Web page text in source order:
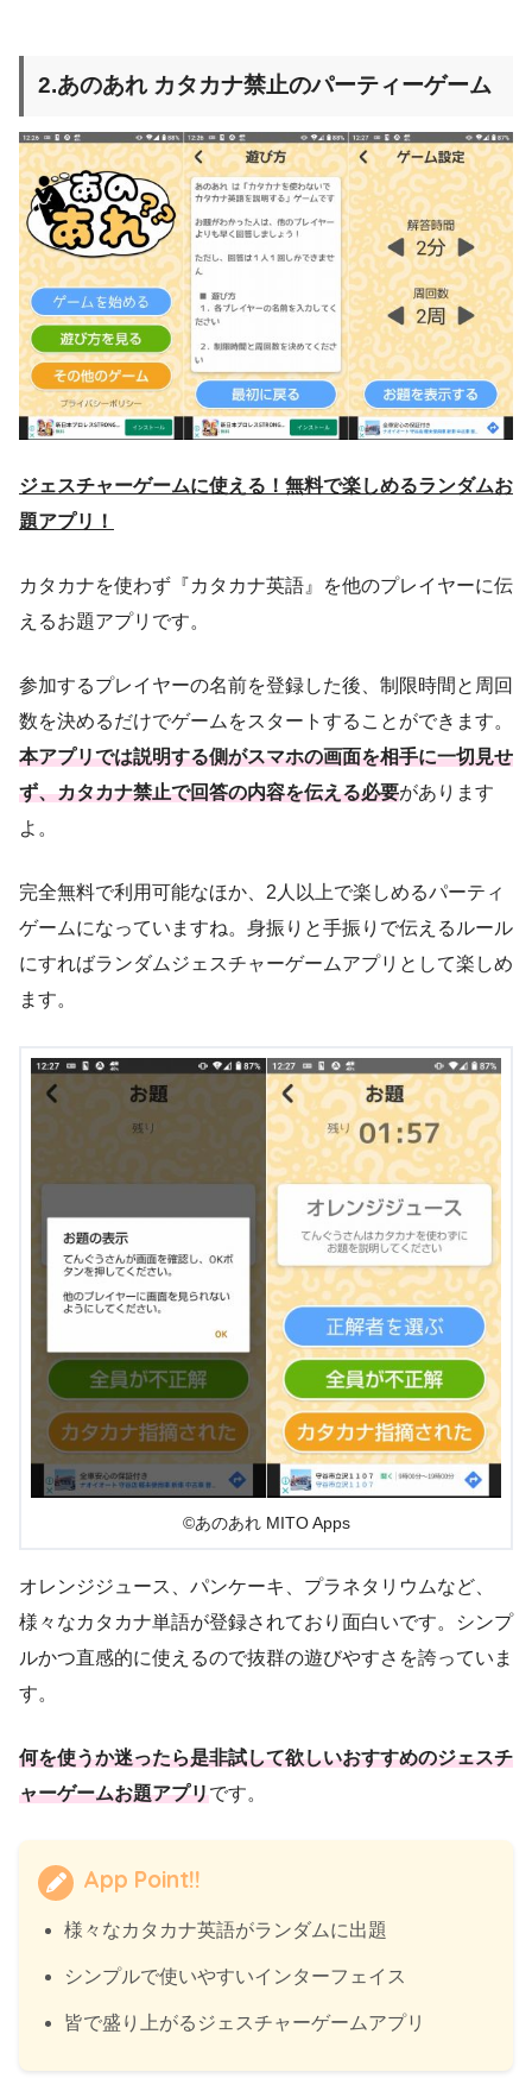
2.あのあれ カタカナ禁止のパーティーゲーム
ジェスチャーゲームに使える！無料で楽しめるランダムお
題アプリ！
カタカナを使わず『カタカナ英語』を他のプレイヤーに伝
えるお題アプリです。
参加するプレイヤーの名前を登録した後、制限時間と周回
数を決めるだけでゲームをスタートすることができます。
本アプリでは説明する側がスマホの画面を相手に一切見せ
ず、カタカナ禁止で回答の内容を伝える必要があります
よ。
完全無料で利用可能なほか、2人以上で楽しめるパーティ
ゲームになっていますね。身振りと手振りで伝えるルール
にすればランダムジェスチャーゲームアプリとして楽しめ
ます。
©あのあれ MITO Apps
オレンジジュース、パンケーキ、プラネタリウムなど、
様々なカタカナ単語が登録されており面白いです。シンプ
ルかつ直感的に使えるので抜群の遊びやすさを誇っていま
す。
何を使うか迷ったら是非試して欲しいおすすめのジェスチ
ャーゲームお題アプリです。
App Point!!
様々なカタカナ英語がランダムに出題
シンプルで使いやすいインターフェイス
皆で盛り上がるジェスチャーゲームアプリ